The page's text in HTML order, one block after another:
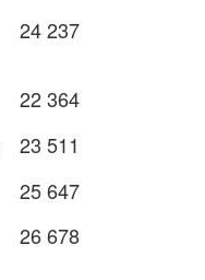
24 237
22 364
23 511
25 647
26 678